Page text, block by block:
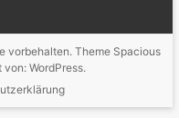
vorbehalten. Theme Spacious
von:WordPress.